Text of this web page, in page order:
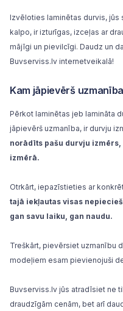
Izvēloties laminētas durvis, jūs
kalpo, ir izturīgas, izceļas ar
mājīgi un pievilcīgi. Daudz un
Buvserviss.lv internetveikalā!
Kam jāpievērš
Pērkot laminētas jeb lamināta
jāpievērš uzmanība, ir durvju
norādīts pašu durvju
izmērā.
Otrkārt, iepazīstieties ar
tajā iekļautas visas
gan savu laiku, gan naudu.
Treškārt, pievērsiet uzmanību
modeļiem esam pievienojuši
Buvserviss.lv jūs atradīsiet ne
draudzīgām cenām, bet arī